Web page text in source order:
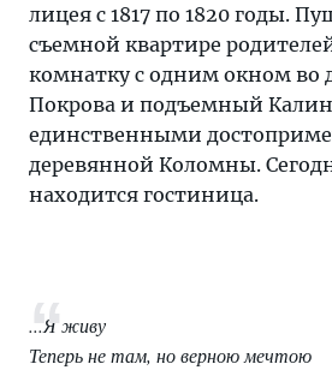
лицея с 1817 по 1820 годы.
съемной квартире
комнатку с одним окном во
Покрова и подъемный
единственными
деревянной Коломны.
находится гостиница.
...Я живу
Теперь не там, но верною мечтою